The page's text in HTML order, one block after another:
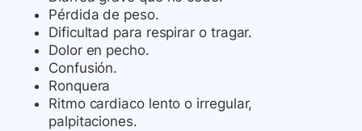
Pérdida de peso.
Dificultad para respirar o tragar.
Dolor en pecho.
Confusión.
Ronquera
Ritmo cardiaco lento o irregular,
palpitaciones.